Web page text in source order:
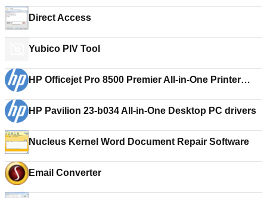
Direct Access
Yubico PIV Tool
HP Officejet Pro 8500 Premier All-in-One Printer
HP Pavilion 23-b034 All-in-One Desktop PC drivers
Nucleus Kernel Word Document Repair Software
Email Converter